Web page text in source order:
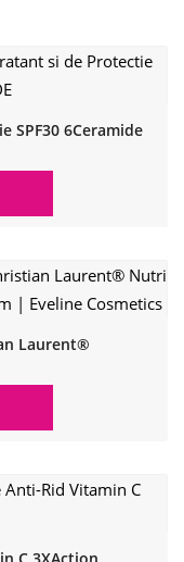
SPF30 6Ceramide
Laurent®